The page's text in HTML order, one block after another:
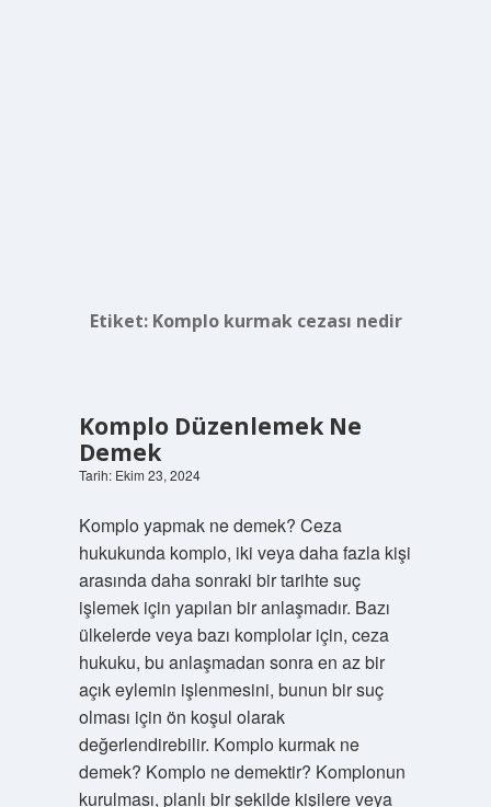
Etiket: Komplo kurmak cezası nedir
Komplo Düzenlemek Ne
Demek
Tarih: Ekim 23, 2024
Komplo yapmak ne demek? Ceza
hukukunda komplo, iki veya daha fazla kişi
arasında daha sonraki bir tarihte suç
işlemek için yapılan bir anlaşmadır. Bazı
ülkelerde veya bazı komplolar için, ceza
hukuku, bu anlaşmadan sonra en az bir
açık eylemin işlenmesini, bunun bir suç
olması için ön koşul olarak
değerlendirebilir. Komplo kurmak ne
demek? Komplo ne demektir? Komplonun
kurulması, planlı bir şekilde kişilere veya